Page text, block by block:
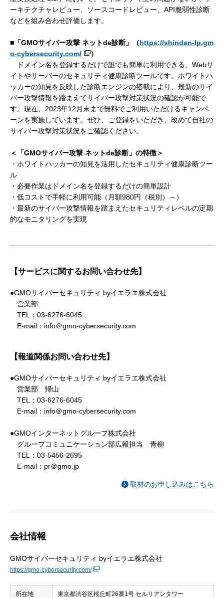
ーキテクチャレビュー、ソースコードレビュー、API脆弱性診断
などを組み合わせ評価します。
■「GMOサイバー攻撃 ネットde診断」（https://shindan-lp.gm
o-cybersecurity.com/
）
ドメイン名を登録するだけで誰でも簡単に利用できる、Webサ
イトやサーバーのセキュリティ健康診断ツールです。ホワイトハ
ッカーの知見を反映した診断エンジンの搭載により、最新のサイ
バー攻撃情報を踏まえてサイバー攻撃対策状況の確認が可能で
す。現在、2023年12月末まで無料でご利用いただけるキャンペ
ーンを実施しています。ぜひ、ご登録をいただき、改めて自社の
サイバー攻撃対策状況をご確認ください。
＜「GMOサイバー攻撃 ネットde診断」の特徴＞
・ホワイトハッカーの知見を活用したセキュリティ健康診断ツー
ル
・必要作業はドメイン名を登録するだけの簡単設計
・低コストで手軽に利用可能（月額980円（税別）～）
・最新のサイバー攻撃情報を踏まえたセキュリティレベルの定期
的なモニタリングを実現
【サービスに関するお問い合わせ先】
●GMOサイバーセキュリティ byイエラエ株式会社
営業部
TEL：03-6276-6045
E-mail：info＠gmo-cybersecurity.com
【報道関係お問い合わせ先】
●GMOサイバーセキュリティ byイエラエ株式会社
営業部 帰山
TEL：03-6276-6045
E-mail：info＠gmo-cybersecurity.com
●GMOインターネットグループ株式会社
グループコミュニケーション部広報担当 青柳
TEL：03-5456-2695
E-mail：pr＠gmo.jp
取材のお申し込みはこちら
会社情報
GMOサイバーセキュリティ byイエラエ株式会社
https://gmo-cybersecurity.com/
所在地 東京都渋谷区桜丘町26番1号 セルリアンタワー